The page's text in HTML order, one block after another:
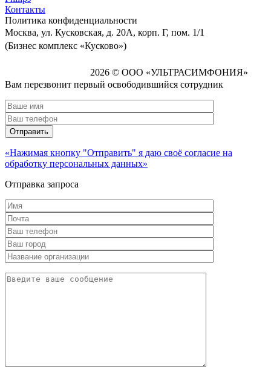
Контакты
Политика конфиденциальности
Москва, ул. Кусковская, д. 20А, корп. Г, пом. 1/1
(Бизнес комплекс «Кусково»)
2026 © ООО «УЛЬТРАСИМФОНИЯ»
Вам перезвонит первый освободившийся сотрудник
«Нажимая кнопку "Отправить" я даю своё согласие на
обработку персональных данных»
Отправка запроса